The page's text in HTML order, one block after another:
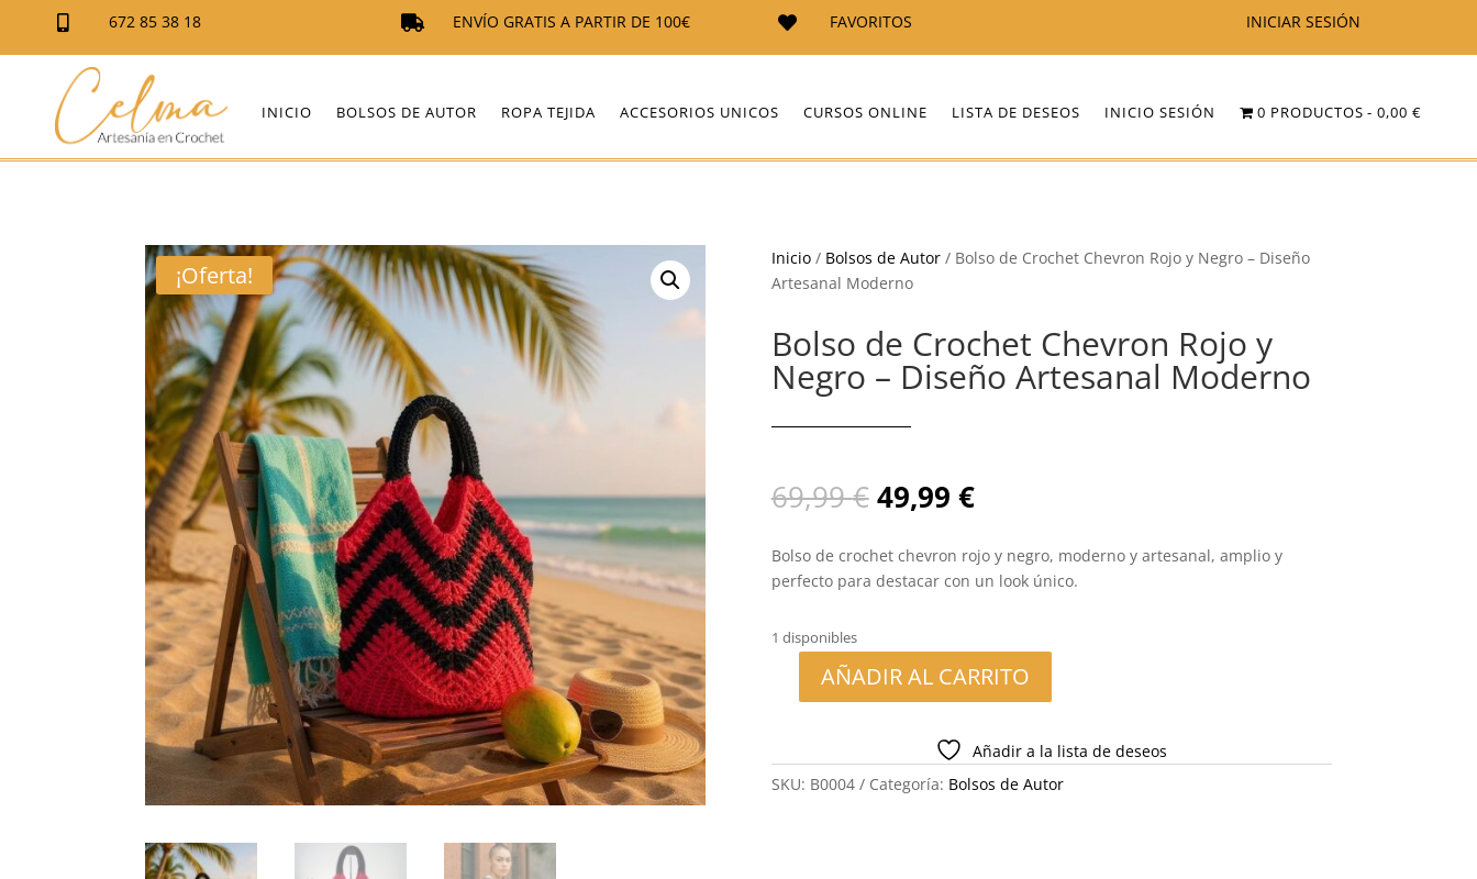
 672 85 38 18  ENVÍO GRATIS A PARTIR DE 100€  FAVORITOS INICIAR SESIÓN
INICIO BOLSOS DE AUTOR ROPA TEJIDA ACCESORIOS UNICOS CURSOS ONLINE LISTA DE DESEOS INICIO SESIÓN 0 PRODUCTOS 0,00 €
¡Oferta!
Inicio/ Bolsos de Autor/ Bolso de Crochet Chevron Rojo y Negro – Diseño
Artesanal Moderno
Bolso de Crochet Chevron Rojo y
Negro – Diseño Artesanal Moderno
69,99€ El
precio
original
era:
69,99 €.
49,99 €El
precio
actual
es:
49,99 €.
Bolso de crochet chevron rojo y negro, moderno y artesanal, amplio y
perfecto para destacar con un look único.
1 disponibles
Chevron
Rojo
AÑADIR AL CARRITO
Añadir a la lista de deseos
SKU: B0004 Categoría: Bolsos de Autor